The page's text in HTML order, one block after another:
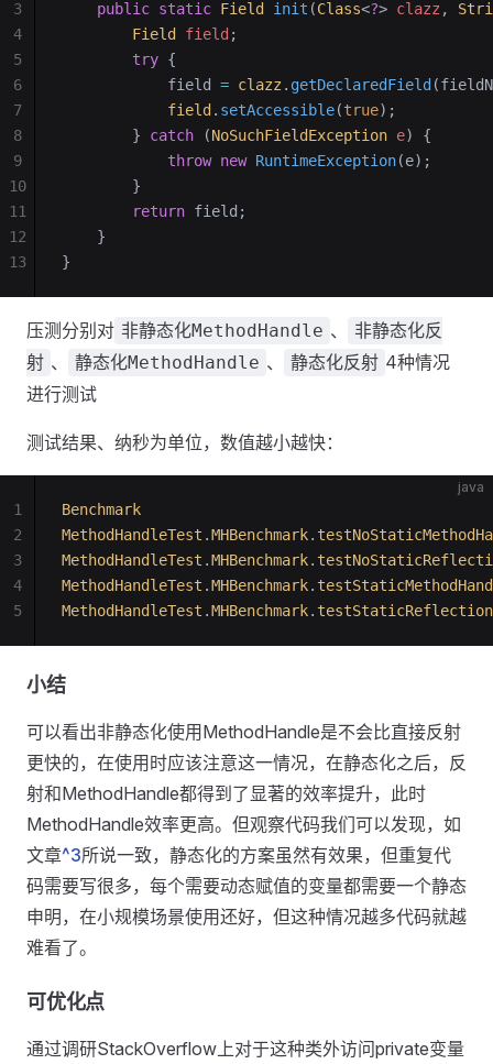
    public
static Field init (Class<?> clazz ,
        Field
field ;
        try
{
            field
= clazz . getDeclaredField
            field
. setAccessible(true);
        }
catch (NoSuchFieldException e) {
            throw
new RuntimeException(e);
        }
        return
field;
    }
}
3
4
5
6
7
8
9
10
11
12
13
压测分别对 非静态化MethodHandle 、
非静态化反
射 、 静态化MethodHandle 、 静态化反射 4种情况
进行测试
测试结果、纳秒为单位，数值越小越快：
java
Benchmark
MethodHandleTest .MHBenchmark.
MethodHandleTest .MHBenchmark.
MethodHandleTest .MHBenchmark.
MethodHandleTest .MHBenchmark. testStaticReflection
1
2
3
4
5
小结
可以看出非静态化使用MethodHandle是不会比直接反射
更快的，在使用时应该注意这一情况，在静态化之后，反
射和MethodHandle都得到了显著的效率提升，此时
MethodHandle效率更高。但观察代码我们可以发现，如
文章^3所说一致，静态化的方案虽然有效果，但重复代
码需要写很多，每个需要动态赋值的变量都需要一个静态
申明，在小规模场景使用还好，但这种情况越多代码就越
难看了。
可优化点
通过调研StackOverflow上对于这种类外访问private变量